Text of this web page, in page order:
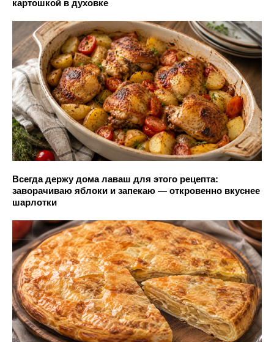
картошкой в духовке
Всегда держу дома лаваш для этого рецепта:
заворачиваю яблоки и запекаю — откровенно вкуснее
шарлотки